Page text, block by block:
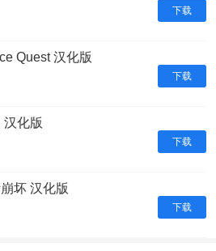
下载
下载
Quest 汉化版
下载
汉化版
下载
坏 汉化版